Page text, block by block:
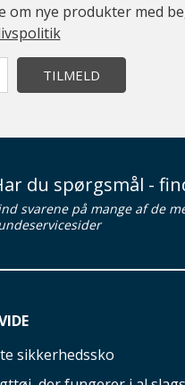
om nye produkter med
TILMELD
du spørgsmål -
svarene på mange af de
sikkerhedssko